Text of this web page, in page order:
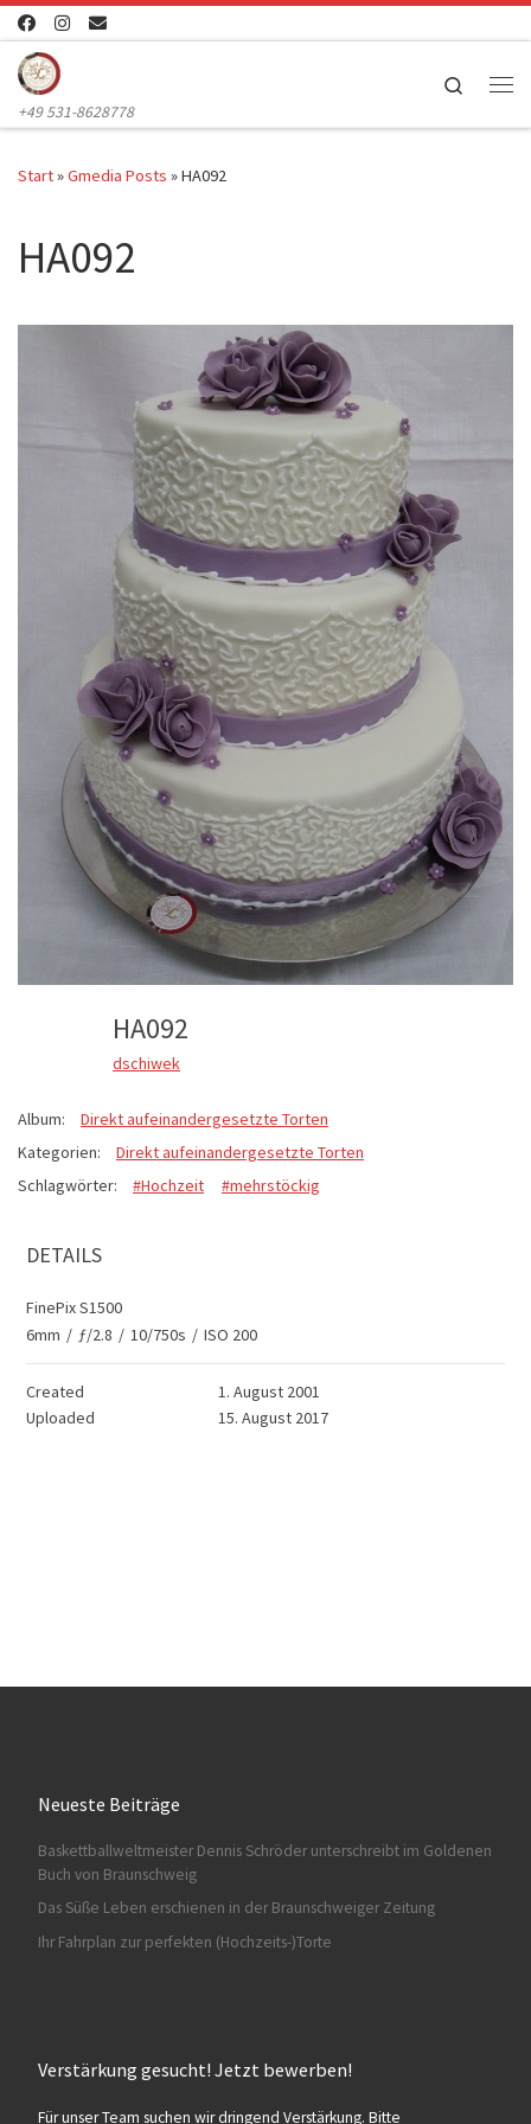
Zum Inhalt springen
+49 531-8628778
Search
Start»Gmedia Posts »HA092
HA092
HA092
dschiwek
Album:
Direkt aufeinandergesetzte Torten
Kategorien:
Direkt aufeinandergesetzte Torten
Schlagwörter:
#Hochzeit #mehrstöckig
DETAILS
FinePix S1500
6mm / ƒ/2.8 / 10/750s / ISO 200
Created
1. August 2001
Uploaded
15. August 2017
Neueste Beiträge
Baskettballweltmeister Dennis Schröder unterschreibt im Goldenen
Buch von Braunschweig
Das Süße Leben erschienen in der Braunschweiger Zeitung
Ihr Fahrplan zur perfekten (Hochzeits-)Torte
Verstärkung gesucht! Jetzt bewerben!
Für unser Team suchen wir dringend Verstärkung. Bitte